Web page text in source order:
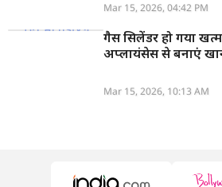
Mar 15, 2026, 04:42 PM
गैस सिलेंडर हो गया
अप्लायंसेस से बनाएं
Mar 15, 2026, 10:13 AM